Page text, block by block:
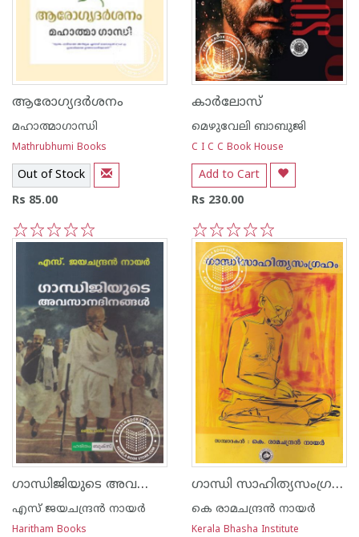
ആരോഗ്യദര്‍ശനം
മഹാത്മാഗാന്ധി
Mathrubhumi Books
Out of Stock
Rs 85.00
5
4
3
2
1
കാര്‍ലോസ്
മെഴുവേലി ബാബുജി
C I C C Book House
Add to Cart
Rs 230.00
5
4
3
2
1
ഗാന്ധിജിയുടെ അവസാന ദിനങ്ങള്‍
എസ്‌ ജയചന്ദ്രന്‍‌ നായര്‍‌
Haritham Books
ഗാന്ധി സാഹിത്യസംഗ്രഹം
കെ രാമചന്ദ്രന്‍ നായര്‍
Kerala Bhasha Institute